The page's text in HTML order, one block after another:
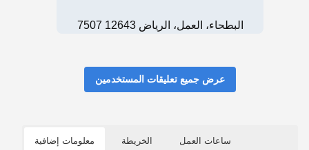
7507 البطحاء، العمل، الرياض 12643
عرض جميع تعليقات المستخدمين
معلومات إضافية الخريطة ساعات العمل